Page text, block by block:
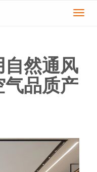
切
自然通风
气品质产